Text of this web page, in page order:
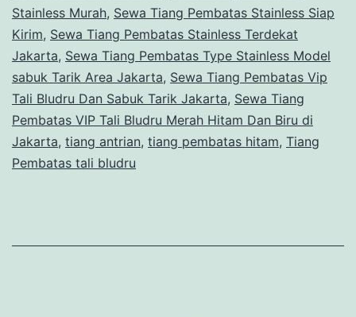
Stainless Murah, Sewa Tiang Pembatas Stainless Siap
Kirim, Sewa Tiang Pembatas Stainless Terdekat
Jakarta, Sewa Tiang Pembatas Type Stainless Model
sabuk Tarik Area Jakarta, Sewa Tiang Pembatas Vip
Tali Bludru Dan Sabuk Tarik Jakarta, Sewa Tiang
Pembatas VIP Tali Bludru Merah Hitam Dan Biru di
Jakarta, tiang antrian, tiang pembatas hitam, Tiang
Pembatas tali bludru